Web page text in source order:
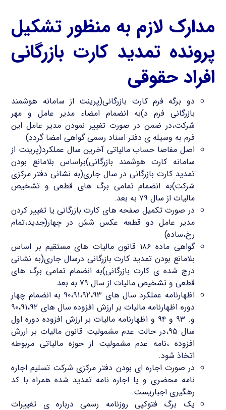
مدارک لازم به منظور تشکیل
پرونده تمدید کارت بازرگانی
افراد حقوقی
دو برگه فرم کارت بازرگانی(پرینت از سامانه هوشمند
بازرگانی فرم د)به انضمام امضاء مدیر عامل و مهر
شرکت،در ضمن در صورت تغییر نمودن مدیر عامل این
فرم به وسیله ی دفتر اسناد رسمی گواهی امضا گردد)
اصل مفاصا حساب مالیاتی آخرین سال عملکرد(پرینت از
سامانه کارت هوشمند بازرگانی)براساس بلامانع بودن
تمدید کارت بازرگانی در سال جاری(به نشانی دفتر مرکزی
شرکت)به انضمام تمامی برگ های قطعی و تشخیص
مالیات از سال ۷۹ به بعد.
در صورت تکمیل صفحه های کارت بازرگانی یا تغییر کردن
مدیر عامل دو قطعه عکس شش در چهار(جدید،تمام
رخ،ساده)
گواهی ماده ۱۸۶ قانون مالیات های مستقیم بر اساس
بلامانع بودن تمدید کارت بازرگانی درسال جاری(به نشانی
درج شده ی کارت بازرگانی)به انضمام تمامی برگ های
قطعی و تشخیص مالیات از سال ۷۹ به بعد
اظهارنامه عملکرد سال های ۹۰،۹۱،۹۲،۹۳ به انضمام چهار
دوره اظهارنامه مالیات بر ارزش افزوده سال های ۹۰،۹۱،۹۲
و. ۹۳ و ۹۴ و اظهارنامه مالیات بر ارزش افزوده دوره اول
سال ۹۵،در حالت عدم مشمولیت قانون مالیات بر ارزش
افزوده ،نامه عدم مشمولیت از حوزه مالیاتی مربوطه
اتخاذ شود.
در صورت اجاره ای بودن دفتر مرکزی شرکت تسلیم اجاره
نامه محضری و یا اجاره نامه تمدید شده همراه با کد
رهگیری اجباریست.
یک برگ فتوکپی روزنامه رسمی درباره ی تغییرات